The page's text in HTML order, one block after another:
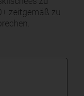
zeitgemäß zu